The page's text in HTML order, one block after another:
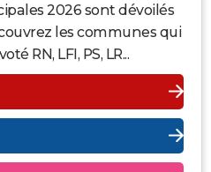
2026 sont dévoilés
les communes qui
RN, LFI, PS, LR...